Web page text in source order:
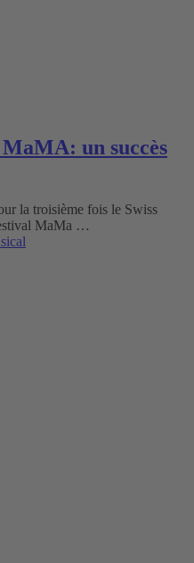
un succès
la troisième fois le Swiss
MaMa …